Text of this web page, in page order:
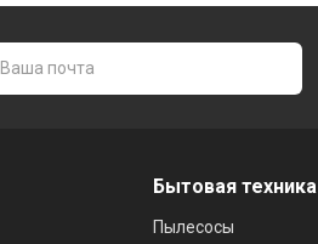
Бытовая техника
Пылесосы